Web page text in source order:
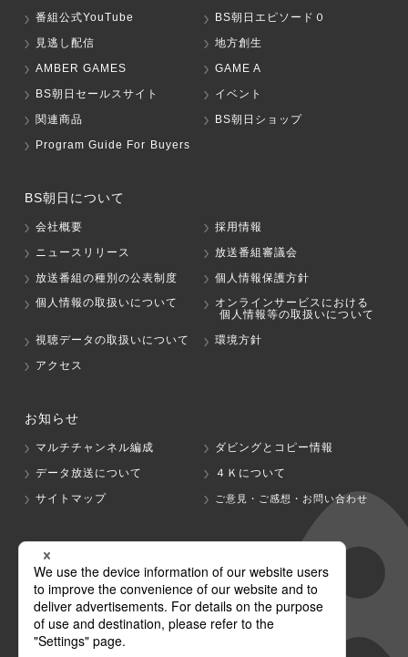
番組公式YouTube
BS朝日エピソード０
見逃し配信
地方創生
AMBER GAMES
GAME A
BS朝日セールスサイト
イベント
関連商品
BS朝日ショップ
Program Guide For Buyers
BS朝日について
会社概要
採用情報
ニュースリリース
放送番組審議会
放送番組の種別の公表制度
個人情報保護方針
個人情報の取扱いについて
オンラインサービスにおける
個人情報等の取扱いについて
視聴データの取扱いについて
環境方針
アクセス
お知らせ
マルチチャンネル編成
ダビングとコピー情報
データ放送について
４Ｋについて
サイトマップ
ご意見・ご感想・お問い合わせ
グループ会社
テレビ朝日 テレ朝チャンネル